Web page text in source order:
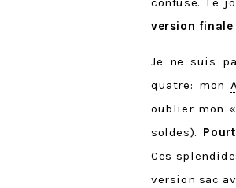
version finale
Je ne suis
quatre: mon
oublier mon «
soldes).
Ces
version sac